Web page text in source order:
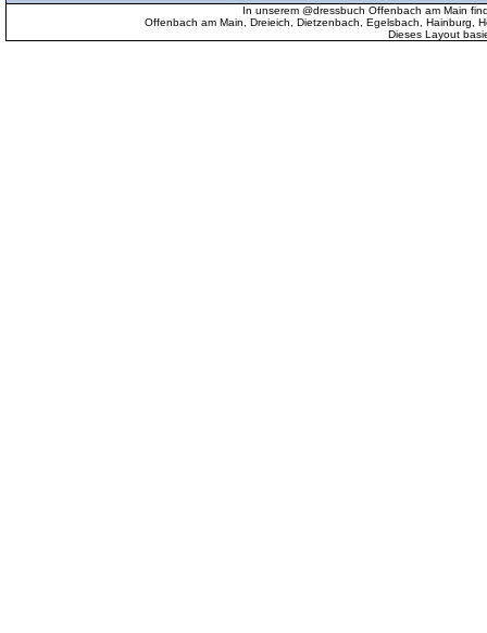
In unserem @dressbuch Offenbach am Main
Offenbach am Main, Dreieich, Dietzenbach, Egelsbach, Hainburg,
Dieses Layout